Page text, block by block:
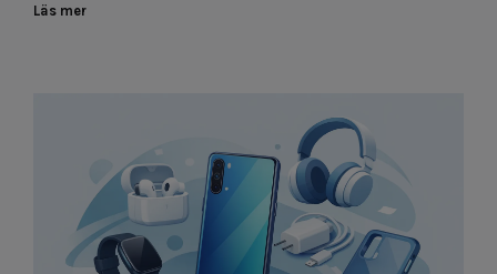
Läs mer